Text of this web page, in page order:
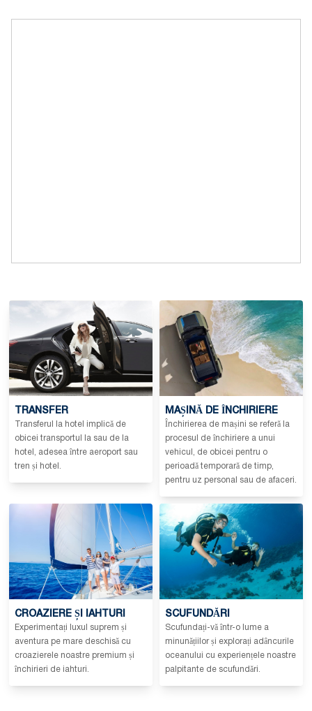
TRANSFER
Transferul la hotel implică de
obicei transportul la sau de la
hotel, adesea între aeroport sau
tren și hotel.
MAȘINĂ DE ÎNCHIRIERE
Închirierea de mașini se referă la
procesul de închiriere a unui
vehicul, de obicei pentru o
perioadă temporară de timp,
pentru uz personal sau de afaceri.
CROAZIERE ȘI IAHTURI
Experimentați luxul suprem și
aventura pe mare deschisă cu
croazierele noastre premium și
închirieri de iahturi.
SCUFUNDĂRI
Scufundați-vă într-o lume a
minunățiilor și explorați adâncurile
oceanului cu experiențele noastre
palpitante de scufundări.